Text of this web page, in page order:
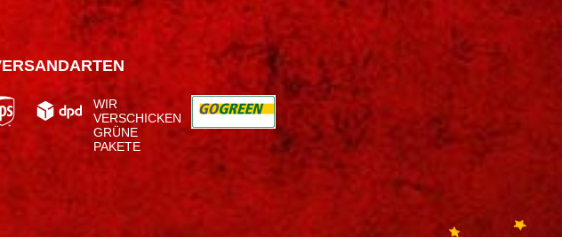
WIR
VERSCHICKEN
GRÜNE
PAKETE